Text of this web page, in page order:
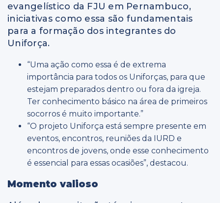
evangelístico da FJU em Pernambuco,
iniciativas como essa são fundamentais
para a formação dos integrantes do
Uniforça.
“Uma ação como essa é de extrema
importância para todos os Uniforças, para que
estejam preparados dentro ou fora da igreja.
Ter conhecimento básico na área de primeiros
socorros é muito importante.”
“O projeto Uniforça está sempre presente em
eventos, encontros, reuniões da IURD e
encontros de jovens, onde esse conhecimento
é essencial para essas ocasiões”, destacou.
Momento valioso